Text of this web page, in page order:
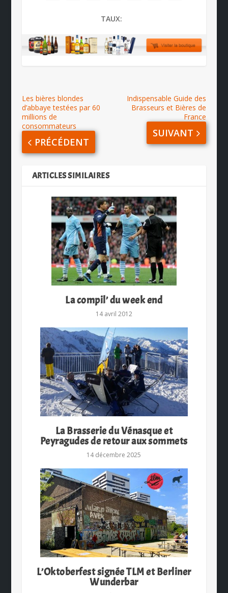
TAUX:
Les bières blondes
d’abbaye testées par 60
millions de
consommateurs
PRÉCÉDENT
Indispensable Guide des
Brasseurs et Bières de
France
SUIVANT
ARTICLES SIMILAIRES
La compil’ du week end
14 avril 2012
La Brasserie du Vénasque et
Peyragudes de retour aux sommets
14 décembre 2025
L’Oktoberfest signée TLM et Berliner
Wunderbar